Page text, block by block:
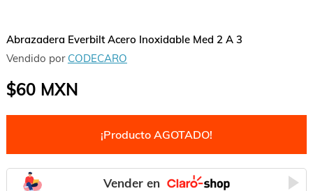
Abrazadera Everbilt Acero Inoxidable Med 2 A 3
Vendido por CODECARO
$60MXN
¡Producto AGOTADO!
Vender en